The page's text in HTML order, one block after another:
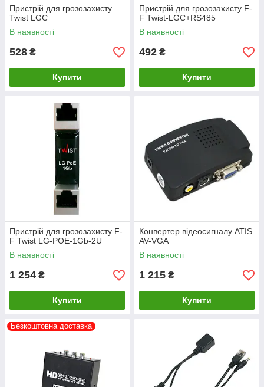
Пристрій для грозозахисту
Twist LGC
В наявності
528 ₴
Купити
Пристрій для грозозахисту F-
F Twist-LGC+RS485
В наявності
492 ₴
Купити
Пристрій для грозозахисту F-
F Twist LG-PОE-1Gb-2U
В наявності
1 254 ₴
Купити
Конвертер відеосигналу ATIS
AV-VGA
В наявності
1 215 ₴
Купити
Безкоштовна доставка